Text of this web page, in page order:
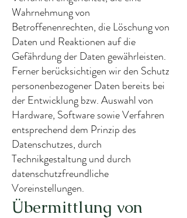
Wahrnehmung von
Betroffenenrechten, die Löschung von
Daten und Reaktionen auf die
Gefährdung der Daten gewährleisten.
Ferner berücksichtigen wir den Schutz
personenbezogener Daten bereits bei
der Entwicklung bzw. Auswahl von
Hardware, Software sowie Verfahren
entsprechend dem Prinzip des
Datenschutzes, durch
Technikgestaltung und durch
datenschutzfreundliche
Voreinstellungen.
Übermittlung von